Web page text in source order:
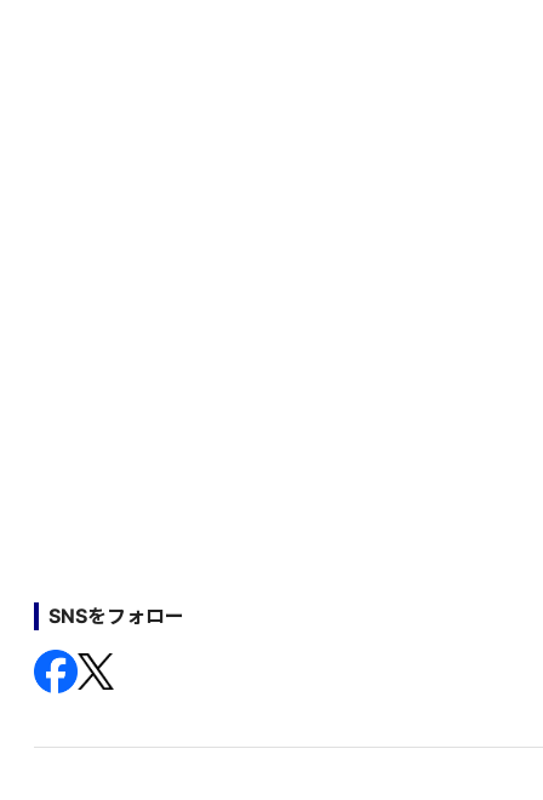
SNSをフォロー